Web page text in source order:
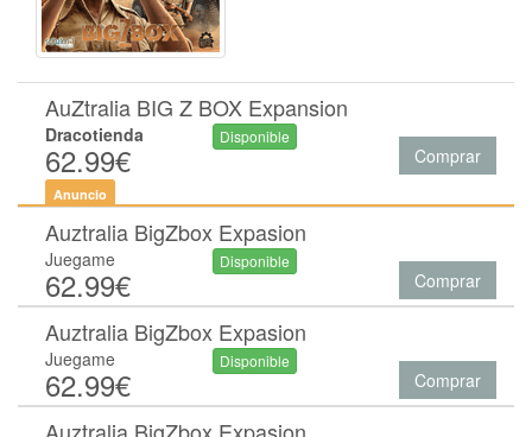
AuZtralia BIG Z BOX Expansion
Dracotienda
62.99€
Disponible
Comprar
Anuncio
Auztralia BigZbox Expasion
Juegame
62.99€
Disponible
Comprar
Auztralia BigZbox Expasion
Juegame
62.99€
Disponible
Comprar